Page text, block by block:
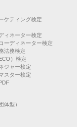
ケティング検定
ィネーター検定
ーディネーター検定
法務検定
）検定
ジャー検定
スター検定
型）